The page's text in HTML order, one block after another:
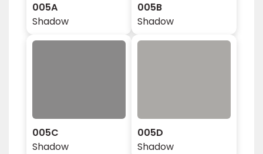
005A
Shadow
005B
Shadow
005C
Shadow
005D
Shadow